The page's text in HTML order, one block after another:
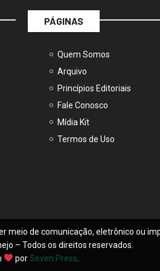
PÁGINAS
Quem Somos
Arquivo
Princípios Editoriais
Fale Conosco
Mídia Kit
Termos de Uso
meio de comunicação, eletrônico ou
– Todos os direitos reservados.
porSeven Press